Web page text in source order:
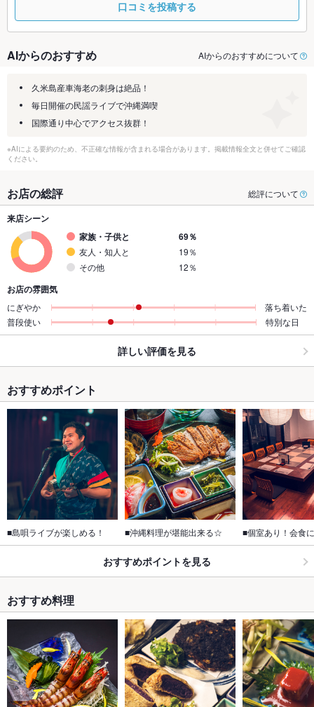
口コミを投稿する
AIからのおすすめ AIからのおすすめについて
久米島産車海老の刺身は絶品！
毎日開催の民謡ライブで沖縄満喫
国際通り中心でアクセス抜群！
※AIによる要約のため、不正確な情報が含まれる場合があります。掲載情報全文と併せてご確認
ください。
お店の総評 総評について
来店シーン
家族・子供と
69％
友人・知人と
19％
その他
12％
お店の雰囲気
にぎやか
落ち着いた
普段使い
特別な日
詳しい評価を見る
おすすめポイント
■島唄ライブが楽しめる！ ■沖縄料理が堪能出来る☆ ■個室あり！会食
おすすめポイントを見る
おすすめ料理